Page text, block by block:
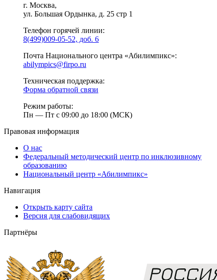
г. Москва,
ул. Большая Ордынка, д. 25 стр 1
Телефон горячей линии:
8(499)009-05-52, доб. 6
Почта Национального центра «Абилимпикс»:
abilympics@firpo.ru
Техническая поддержка:
Форма обратной связи
Режим работы:
Пн — Пт с 09:00 до 18:00 (МСК)
Правовая информация
О нас
Федеральный методический центр по инклюзивному
образованию
Национальный центр «Абилимпикс»
Навигация
Открыть карту сайта
Версия для слабовидящих
Партнёры